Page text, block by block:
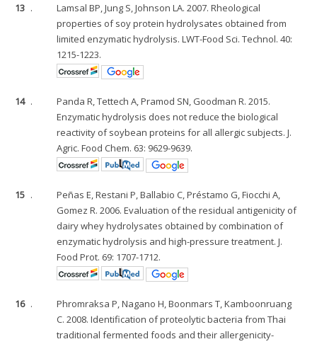
13 .
Lamsal BP, Jung S, Johnson LA. 2007. Rheological
properties of soy protein hydrolysates obtained from
limited enzymatic hydrolysis. LWT-Food Sci. Technol. 40:
1215-1223.
14 .
Panda R, Tettech A, Pramod SN, Goodman R. 2015.
Enzymatic hydrolysis does not reduce the biological
reactivity of soybean proteins for all allergic subjects. J.
Agric. Food Chem. 63: 9629-9639.
15 .
Peñas E, Restani P, Ballabio C, Préstamo G, Fiocchi A,
Gomez R. 2006. Evaluation of the residual antigenicity of
dairy whey hydrolysates obtained by combination of
enzymatic hydrolysis and high-pressure treatment. J.
Food Prot. 69: 1707-1712.
16 .
Phromraksa P, Nagano H, Boonmars T, Kamboonruang
C. 2008. Identification of proteolytic bacteria from Thai
traditional fermented foods and their allergenicity-